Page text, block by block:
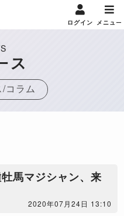
ログイン メニュー
ス
コラム
馬マジシャン、来
2020年07月24日 13:10